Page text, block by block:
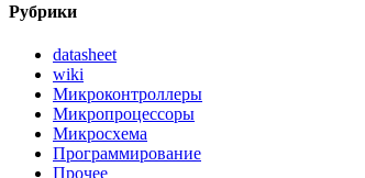
Рубрики
datasheet
wiki
Микроконтроллеры
Микропроцессоры
Микросхема
Программирование
Прочее